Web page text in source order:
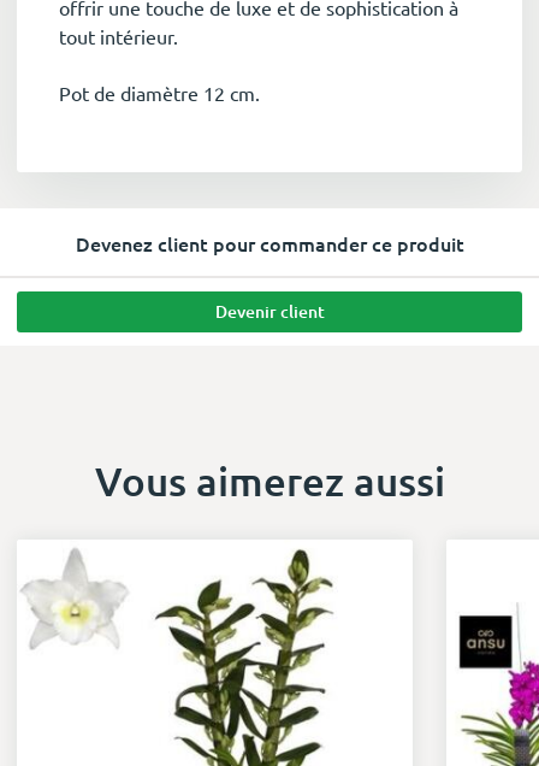
offrir une touche de luxe et de sophistication à
tout intérieur.
Pot de diamètre 12 cm.
Devenez client pour commander ce produit
Devenir client
Vous aimerez aussi